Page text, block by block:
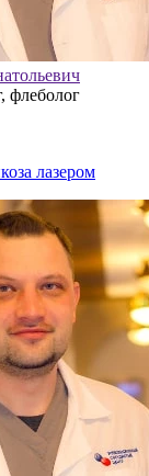
флеболог
лазером